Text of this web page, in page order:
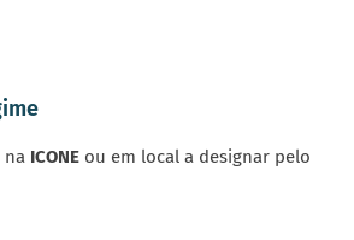
na ICONE ou em local a designar pelo